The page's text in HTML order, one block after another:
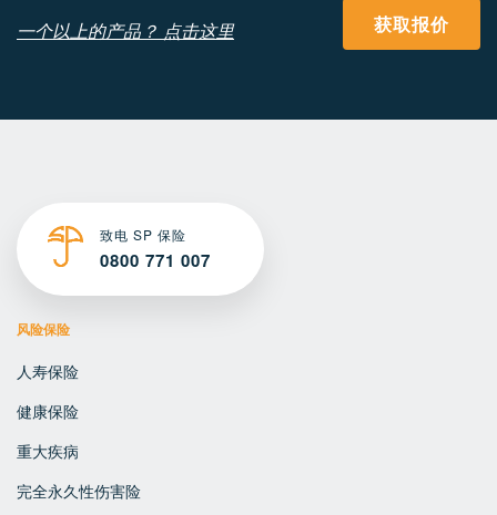
一个以上的产品？ 点击这里 获取报价
致电 SP 保险
0800 771 007
风险保险
人寿保险
健康保险
重大疾病
完全永久性伤害险